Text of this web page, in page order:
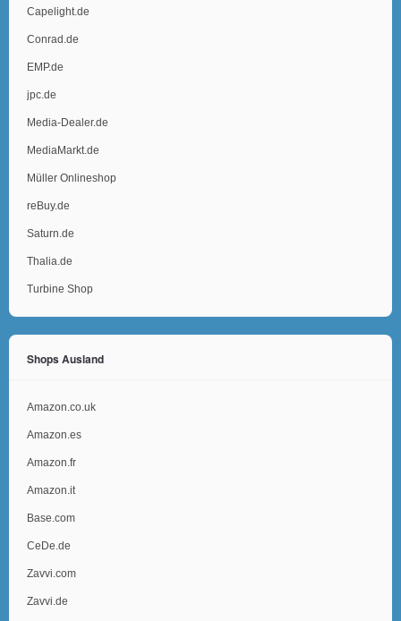
Capelight.de
Conrad.de
EMP.de
jpc.de
Media-Dealer.de
MediaMarkt.de
Müller Onlineshop
reBuy.de
Saturn.de
Thalia.de
Turbine Shop
Shops Ausland
Amazon.co.uk
Amazon.es
Amazon.fr
Amazon.it
Base.com
CeDe.de
Zavvi.com
Zavvi.de